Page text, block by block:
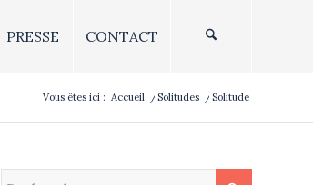
PRESSE CONTACT
Vous êtes ici : Accueil / Solitudes / Solitude